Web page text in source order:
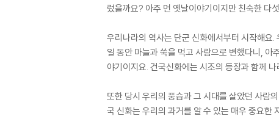
렀을까요? 아주 먼 옛날이야기이지만 친숙한 다
우리나라의 역사는 단군 신화에서부터 시작해요
일 동안 마늘과 쑥을 먹고 사람으로 변했다니, 아
야기이지요. 건국신화에는 시조의 등장과 함께
또한 당시 우리의 풍습과 그 시대를 살았던 사람
국 신화는 우리의 과거를 알 수 있는 매우 중요한